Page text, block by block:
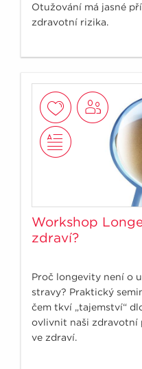
Otužování má jasné
zdravotní rizika.
Workshop
zdraví?
Proč longevity není o
stravy? Praktický
čem tkví „tajemství“
ovlivnit naši zdravotní
ve zdraví.